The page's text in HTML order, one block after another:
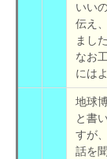
いい
伝え
まし
なお
には
地球
と書
すが
話を